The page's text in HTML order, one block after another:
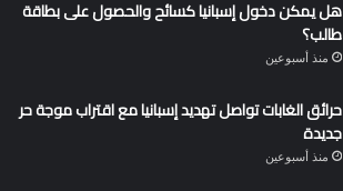
هل يمكن دخول إسبانيا كسائح والحصول على بطاقة
طالب؟
منذ أسبوعين
حرائق الغابات تواصل تهديد إسبانيا مع اقتراب موجة حر
جديدة
منذ أسبوعين